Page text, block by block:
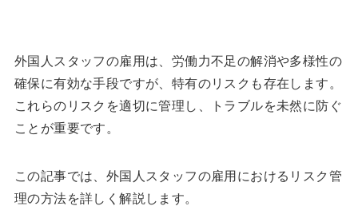
外国人スタッフの雇用は、労働力不足の解消や多様性の
確保に有効な手段ですが、特有のリスクも存在します。
これらのリスクを適切に管理し、トラブルを未然に防ぐ
ことが重要です。
この記事では、外国人スタッフの雇用におけるリスク管
理の方法を詳しく解説します。